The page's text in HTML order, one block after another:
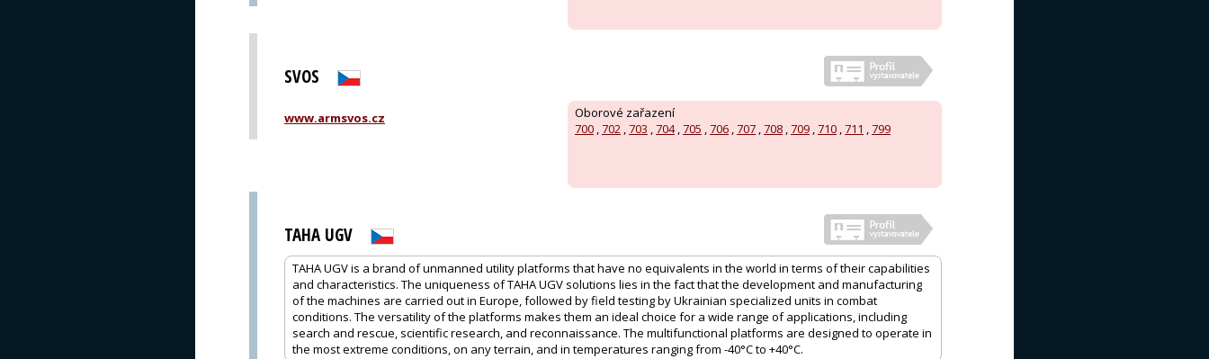
SVOS
Oborové zařazení
700 ,702 ,703 ,704,705 ,706 ,707 ,708 ,709 ,710 ,711 ,799
www.armsvos.cz
TAHA UGV
TAHA UGV is a brand of unmanned utility platforms that have no equivalents in the world in terms of their capabilities
and characteristics. The uniqueness of TAHA UGV solutions lies in the fact that the development and manufacturing
of the machines are carried out in Europe, followed by field testing by Ukrainian specialized units in combat
conditions. The versatility of the platforms makes them an ideal choice for a wide range of applications, including
search and rescue, scientific research, and reconnaissance. The multifunctional platforms are designed to operate in
the most extreme conditions, on any terrain, and in temperatures ranging from -40°C to +40°C.